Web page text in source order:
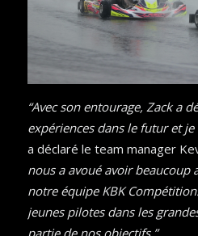
“Avec son entourage, Zack a
expériences dans le futur et
a déclaré le team manager
nous a avoué avoir beaucoup
notre équipe KBK
jeunes pilotes dans les
partie de nos objectifs.”